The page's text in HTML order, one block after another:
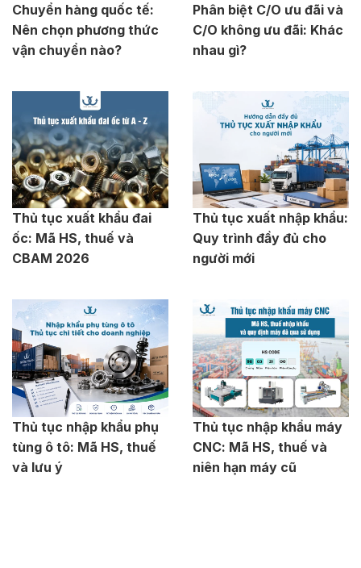
Chuyển hàng quốc tế:
Nên chọn phương thức
vận chuyển nào?
Phân biệt C/O ưu đãi và
C/O không ưu đãi: Khác
nhau gì?
Thủ tục xuất khẩu đai
ốc: Mã HS, thuế và
CBAM 2026
Thủ tục xuất nhập khẩu:
Quy trình đầy đủ cho
người mới
Thủ tục nhập khẩu phụ
tùng ô tô: Mã HS, thuế
và lưu ý
Thủ tục nhập khẩu máy
CNC: Mã HS, thuế và
niên hạn máy cũ